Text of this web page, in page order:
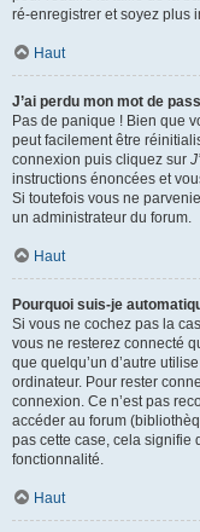
ré-enregistrer et soyez plus
Haut
J’ai perdu mon mot de
Pas de panique ! Bien que
peut facilement être
connexion puis cliquez sur
instructions énoncées et
Si toutefois vous ne
un administrateur du forum.
Haut
Pourquoi suis-je
Si vous ne cochez pas la
vous ne resterez connecté
que quelqu’un d’autre
ordinateur. Pour rester
connexion. Ce n’est pas
accéder au forum
pas cette case, cela signifie
fonctionnalité.
Haut